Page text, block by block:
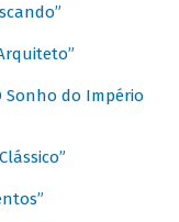
Sonho do Império